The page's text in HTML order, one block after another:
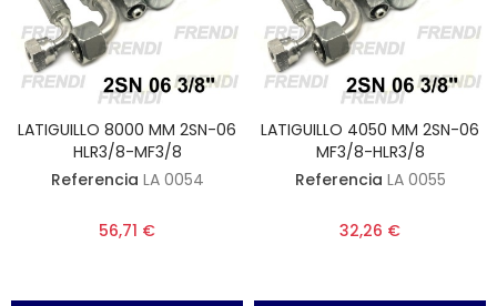
LATIGUILLO 8000 MM 2SN-06
HLR3/8-MF3/8
Referencia LA 0054
56,71 €
LATIGUILLO 4050 MM 2SN-06
MF3/8-HLR3/8
Referencia LA 0055
32,26 €